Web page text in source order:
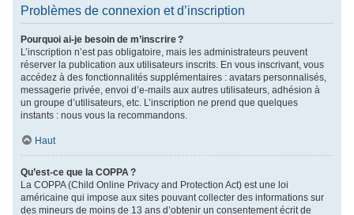
Problèmes de connexion et d’inscription
Pourquoi ai-je besoin de m’inscrire ?
L’inscription n’est pas obligatoire, mais les administrateurs peuvent
réserver la publication aux utilisateurs inscrits. En vous inscrivant, vous
accédez à des fonctionnalités supplémentaires : avatars personnalisés,
messagerie privée, envoi d’e-mails aux autres utilisateurs, adhésion à
un groupe d’utilisateurs, etc. L’inscription ne prend que quelques
instants : nous vous la recommandons.
Haut
Qu’est-ce que la COPPA ?
La COPPA (Child Online Privacy and Protection Act) est une loi
américaine qui impose aux sites pouvant collecter des informations sur
des mineurs de moins de 13 ans d’obtenir un consentement écrit de